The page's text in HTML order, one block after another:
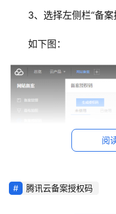
建
站
知
识
络
3、选择左侧栏“备
如下图：
阅
腾讯云备案授权码